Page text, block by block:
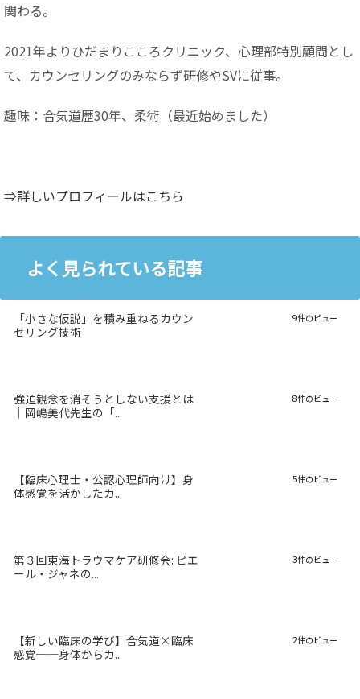
関わる。
2021年よりひだまりこころクリニック、心理部特別顧問とし
て、カウンセリングのみならず研修やSVに従事。
趣味：合気道歴30年、柔術（最近始めました）
⇒詳しいプロフィールはこちら
よく見られている記事
「小さな仮説」を積み重ねるカウン
セリング技術
9件のビュー
強迫観念を消そうとしない支援とは
｜岡嶋美代先生の「...
8件のビュー
【臨床心理士・公認心理師向け】身
体感覚を活かしたカ...
5件のビュー
第３回東海トラウマケア研修会: ピエ
ール・ジャネの...
3件のビュー
【新しい臨床の学び】合気道×臨床
感覚──身体からカ...
2件のビュー